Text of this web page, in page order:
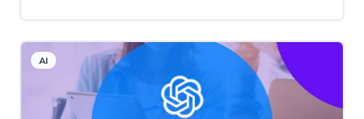
dat deden we toch allang? Dat klopt, maar
toch is het dit keer anders.
AI